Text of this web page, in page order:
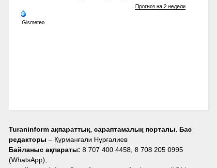
Gismeteo
Прогноз на 2 недели
Turaninform ақпараттық, сараптамалық порталы. Бас
редакторы – Құрманғали Нұрғалиев
Байланыс ақпараты: 8 707 400 4458, 8 708 205 0995
(WhatsApp),